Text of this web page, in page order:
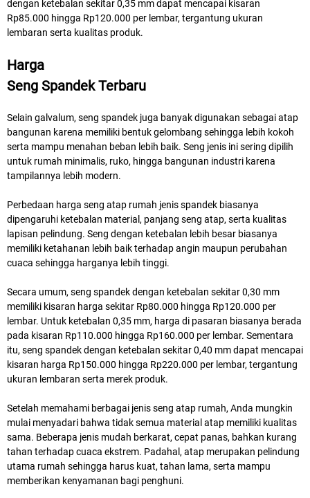
dengan ketebalan sekitar 0,35 mm dapat mencapai kisaran
Rp85.000 hingga Rp120.000 per lembar, tergantung ukuran
lembaran serta kualitas produk.
Harga
Seng SpandekTerbaru
Selain galvalum, seng spandek juga banyak digunakan sebagai atap
bangunan karena memiliki bentuk gelombang sehingga lebih kokoh
serta mampu menahan beban lebih baik. Seng jenis ini sering dipilih
untuk rumah minimalis, ruko, hingga bangunan industri karena
tampilannya lebih modern.
Perbedaan harga seng atap rumah jenis spandek biasanya
dipengaruhi ketebalan material, panjang seng atap, serta kualitas
lapisan pelindung. Seng dengan ketebalan lebih besar biasanya
memiliki ketahanan lebih baik terhadap angin maupun perubahan
cuaca sehingga harganya lebih tinggi.
Secara umum, seng spandek dengan ketebalan sekitar 0,30 mm
memiliki kisaran harga sekitar Rp80.000 hingga Rp120.000 per
lembar. Untuk ketebalan 0,35 mm, harga di pasaran biasanya berada
pada kisaran Rp110.000 hingga Rp160.000 per lembar. Sementara
itu, seng spandek dengan ketebalan sekitar 0,40 mm dapat mencapai
kisaran harga Rp150.000 hingga Rp220.000 per lembar, tergantung
ukuran lembaran serta merek produk.
Setelah memahami berbagai jenis seng atap rumah, Anda mungkin
mulai menyadari bahwa tidak semua material atap memiliki kualitas
sama. Beberapa jenis mudah berkarat, cepat panas, bahkan kurang
tahan terhadap cuaca ekstrem. Padahal, atap merupakan pelindung
utama rumah sehingga harus kuat, tahan lama, serta mampu
memberikan kenyamanan bagi penghuni.